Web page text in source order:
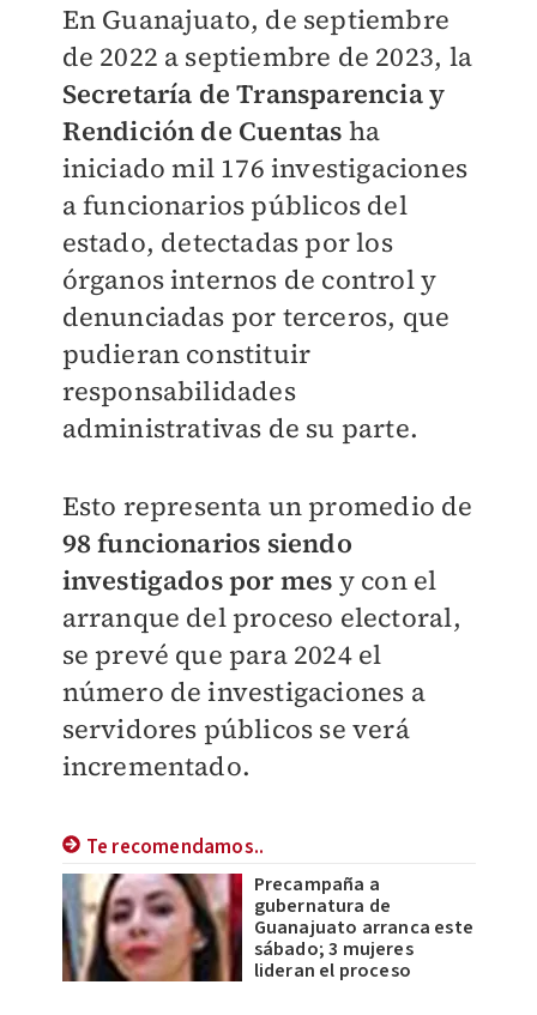
En Guanajuato, de septiembre
de 2022 a septiembre de 2023, la
Secretaría de Transparencia y
Rendición de Cuentas ha
iniciadomil 176 investigaciones
a funcionarios públicos del
estado, detectadas por los
órganos internos de control y
denunciadas por terceros, que
pudieran constituir
responsabilidades
administrativas de su parte.
Esto representa un promedio de
98 funcionarios siendo
investigados por mes y con el
arranque del proceso electoral,
se prevé que para 2024 el
número de investigaciones a
servidores públicos se verá
incrementado.
Te recomendamos..
Precampaña a
gubernatura de
Guanajuato arranca este
sábado; 3 mujeres
lideran el proceso